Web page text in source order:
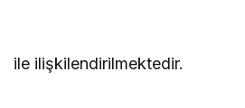
ile ilişkilendirilmektedir.